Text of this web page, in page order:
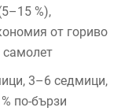
%),
от гориво
самолет
3–6 седмици,
по-бързи